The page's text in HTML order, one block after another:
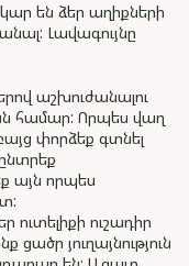
են ձեր աղիքների
Լավագույնը
աշխուժանալու
համար: Որպես վաղ
փորձեք գտնել
այն որպես
ուտելիքի ուշադիր
ցածր յուղայնություն